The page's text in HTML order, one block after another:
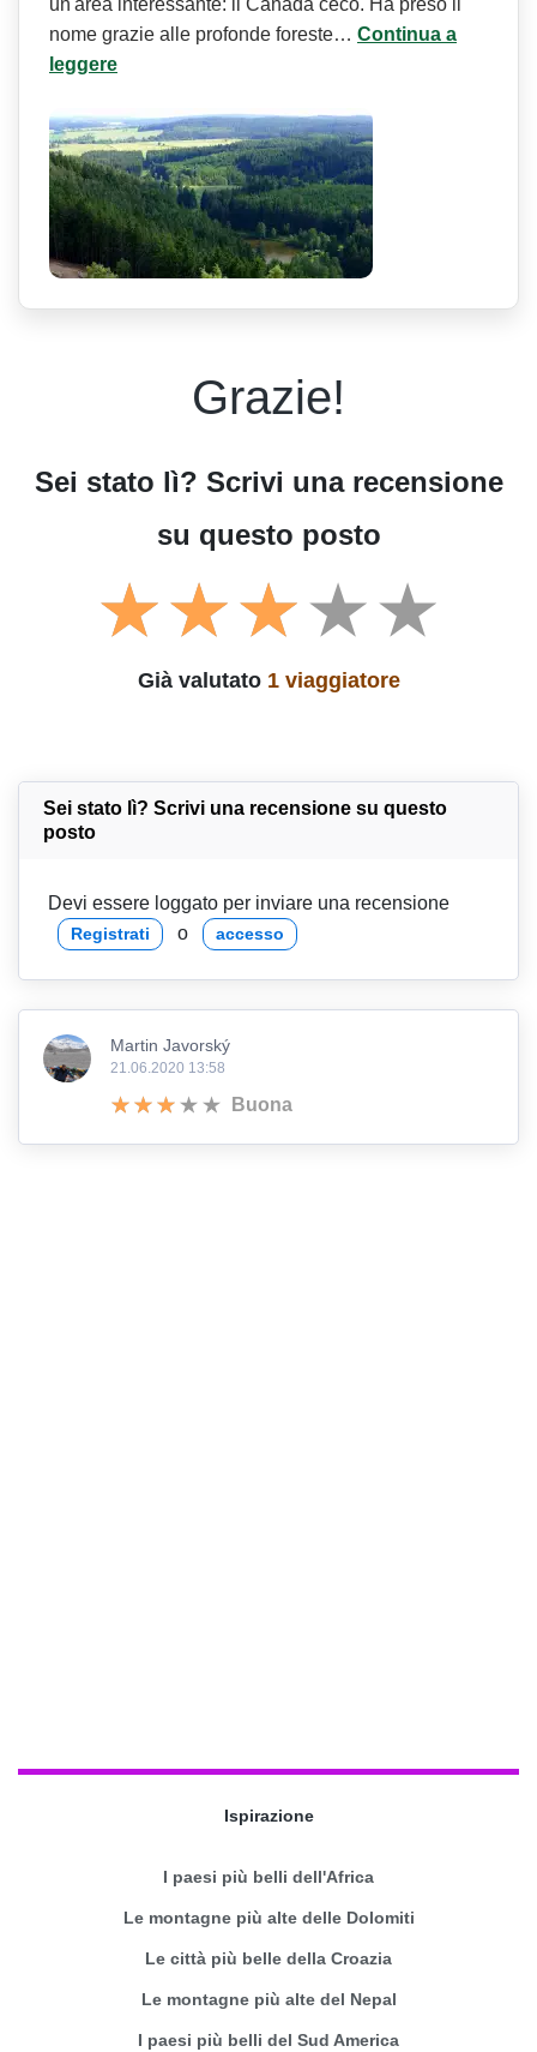
un'area interessante: il Canada ceco. Ha preso il
nome grazie alle profonde foreste… Continua a
leggere
Grazie!
Sei stato lì? Scrivi una recensione
su questo posto
Già valutato 1 viaggiatore
Sei stato lì? Scrivi una recensione su questo
posto
Devi essere loggato per inviare una recensione
Registrati o accesso
Martin Javorský
21.06.2020 13:58
Buona
Ispirazione
I paesi più belli dell'Africa
Le montagne più alte delle Dolomiti
Le città più belle della Croazia
Le montagne più alte del Nepal
I paesi più belli del Sud America